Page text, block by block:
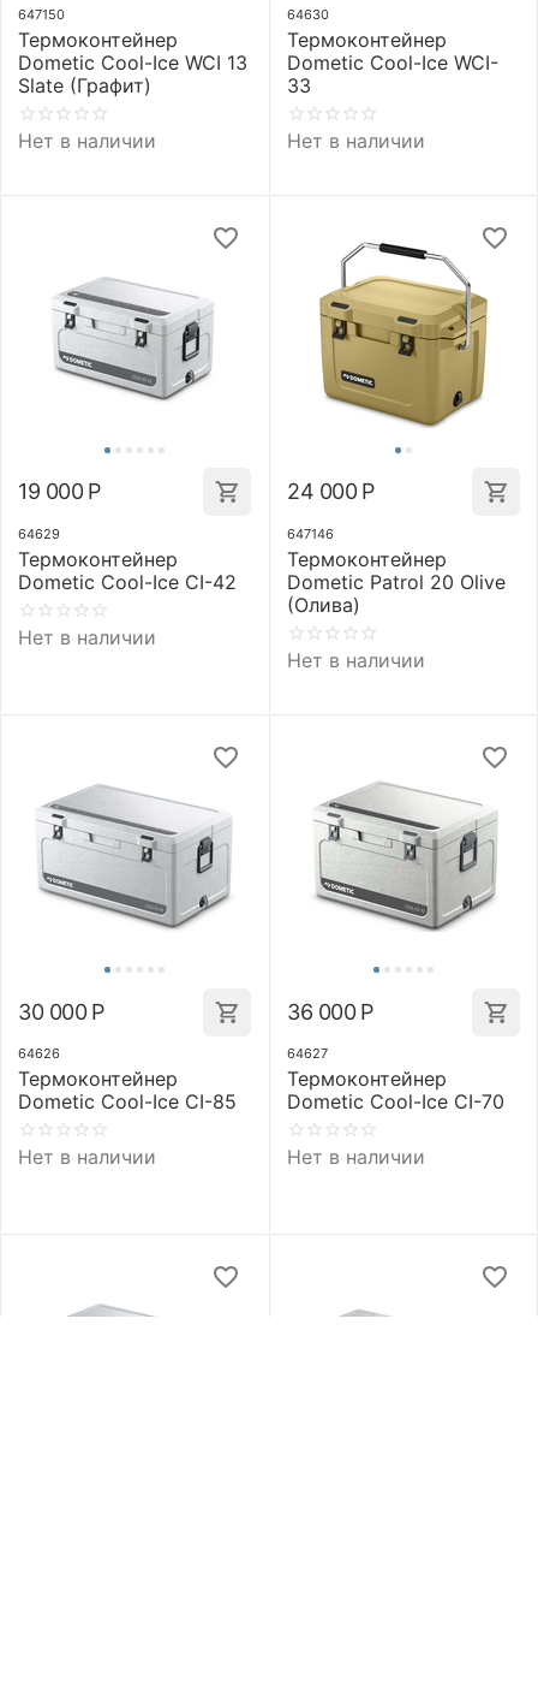
647150
Термоконтейнер
Dometic Cool-Ice WCI 13
Slate (Графит)
Нет в наличии
64630
Термоконтейнер
Dometic Cool-Ice WCI-
33
Нет в наличии
19 000 Р
64629
Термоконтейнер
Dometic Cool-Ice CI-42
Нет в наличии
24 000 Р
647146
Термоконтейнер
Dometic Patrol 20 Olive
(Олива)
Нет в наличии
30 000 Р
64626
Термоконтейнер
Dometic Cool-Ice CI-85
Нет в наличии
36 000 Р
64627
Термоконтейнер
Dometic Cool-Ice CI-70
Нет в наличии